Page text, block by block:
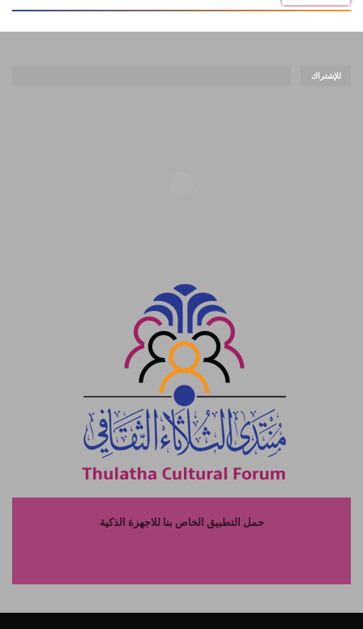
للإشتراك
حمل التطبيق الخاص بنا للاجهزة الذكية